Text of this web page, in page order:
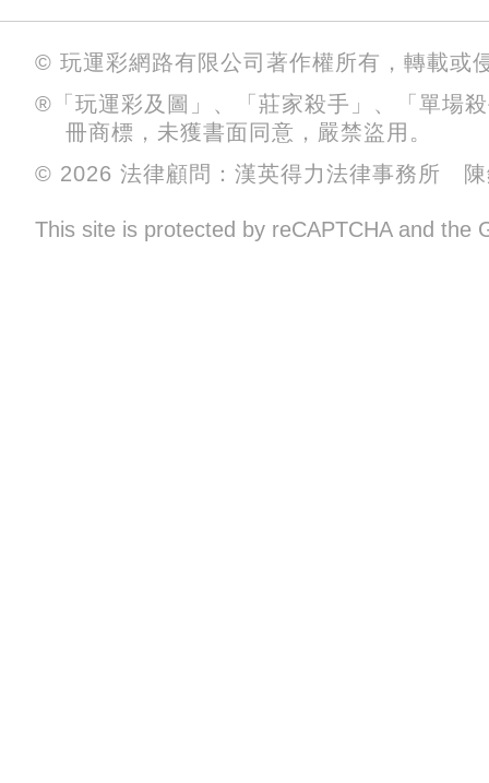
© 玩運彩網路有限公司著作權所有，轉載或
®「玩運彩及圖」、「莊家殺手」、「單場
冊商標，未獲書面同意，嚴禁盜用。
© 2026 法律顧問：漢英得力法律事務所 陳
This site is protected by reCAPTCHA and the